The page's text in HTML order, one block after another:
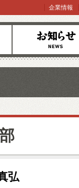
お知らせ
企業情報
弘